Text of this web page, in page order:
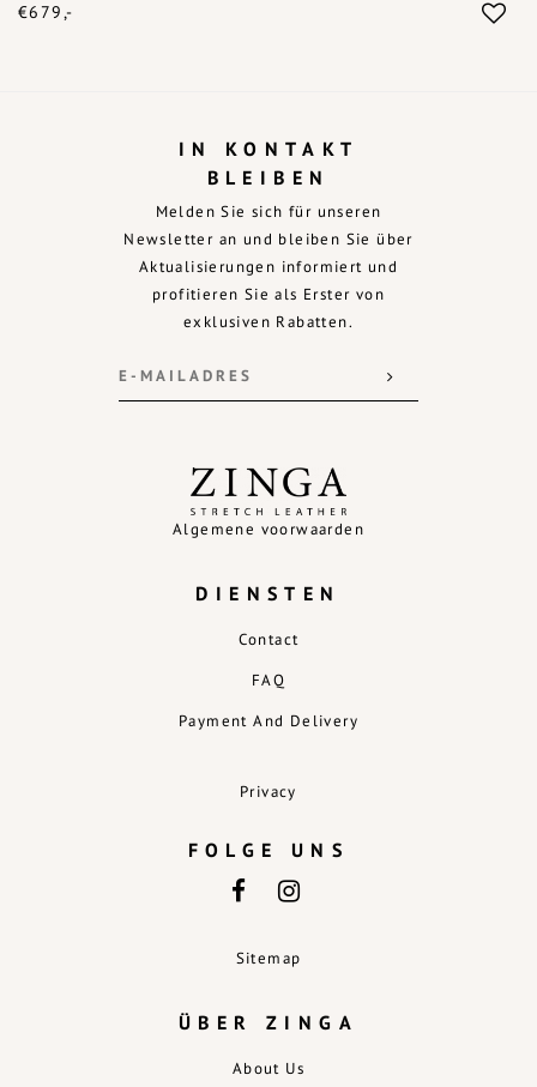
€679,-
Algemene voorwaarden
DIENSTEN
Contact
FAQ
Payment And Delivery
Privacy
ÜBER ZINGA
About Us
FOLGE UNS
Sitemap
IN KONTAKT
BLEIBEN
Melden Sie sich für unseren
Newsletter an und bleiben Sie über
Aktualisierungen informiert und
profitieren Sie als Erster von
exklusiven Rabatten.